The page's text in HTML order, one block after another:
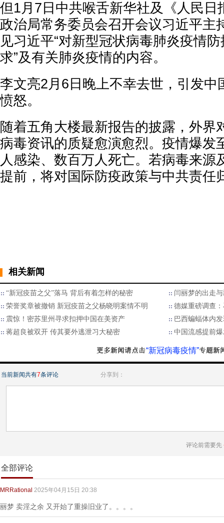
但1月7日中共喉舌新华社及《人民日
政治局常务委员会召开会议习近平主
见习近平“对新型冠状病毒肺炎疫情
求”及有关肺炎疫情的内容。
李文亮2月6日晚上不幸去世，引发中
愤怒。
随着五角大楼最新报告的披露，外界
病毒资讯的质疑愈演愈烈。疫情爆发
人感染、数百万人死亡。若病毒来源
提前，将对国际防疫政策与中共责任
相关新闻
“新冠疫苗之父”落马 背后有着怎样的秘密
闫丽梦的出走
荣誉奖章被撤销 新冠疫苗之父杨晓明案情不明
德媒重磅调查
震惊！密苏里州寻求扣押中国在美资产
巴西蝙蝠体内
蒋超良被双开 传其要外逃泄习大秘密
中国流感提前
“新冠病毒疫情”
当前新闻共有7条评论 分享到：
评论前需要先
全部评论
MRRational 2025年04月15日 20:38
丽梦 卖淫之余 又开始了重操旧业了。。。。